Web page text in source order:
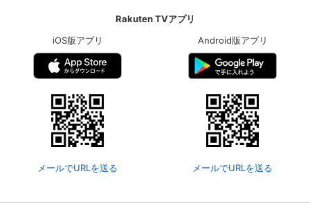
Rakuten TVアプリ
iOS版アプリ
メールでURLを送る
Android版アプリ
メールでURLを送る